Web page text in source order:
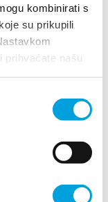
kombinirati s
su prikupili
prihvaćate našu
Richtungen